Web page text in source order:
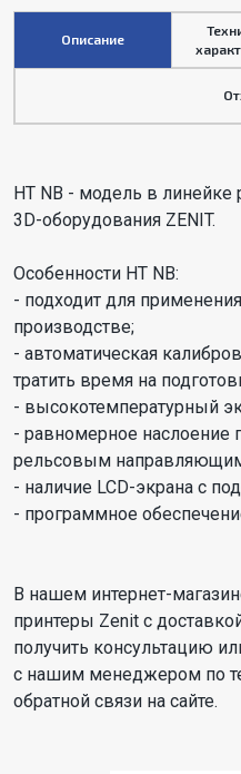
Описание
HT NB - модель в линейке
3D-оборудования ZENIT.
Особенности HT NB:
- подходит для
производстве;
- автоматическая
тратить время на
- высокотемпературный
- равномерное наслоение
рельсовым
- наличие LCD-экрана с
- программное
В нашем интернет-
принтеры Zenit с
получить консультацию
с нашим менеджером по
обратной связи на сайте.